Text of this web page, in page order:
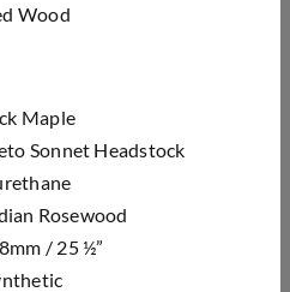
Wood
Maple
Sonnet Headstock
Rosewood
/ 25 ½”